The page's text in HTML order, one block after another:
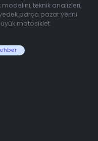
teknik analizleri,
parça pazar yerini
motosiklet